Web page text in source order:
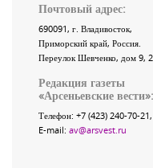
Почтовый адрес:
690091, г. Владивосток,
Приморский край, Россия.
Переулок Шевченко, дом 9,
Редакция газеты
«Арсеньевские вести»:
Телефон: +7 (423) 240-70-21
E-mail: av@arsvest.ru